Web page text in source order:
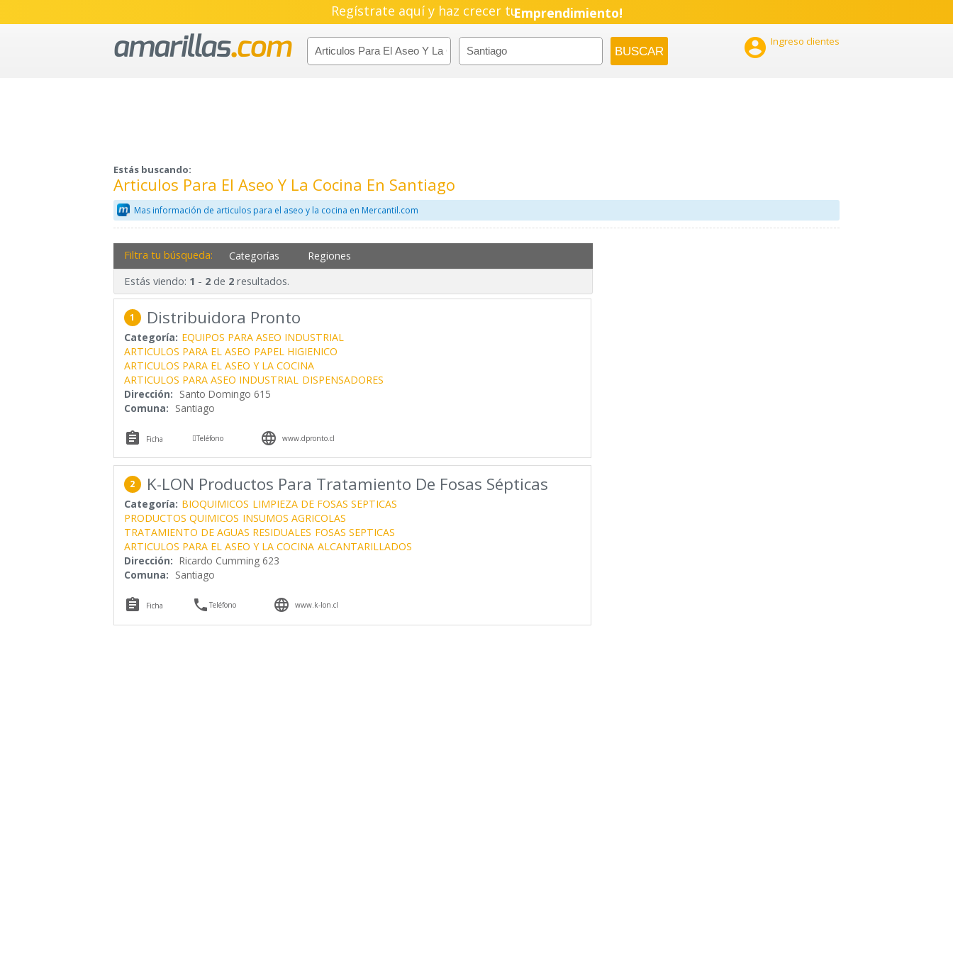
Regístrate aquí y haz crecer tuEmprendimiento!
 Ingreso clientes
Estás buscando:
Articulos Para El Aseo Y La Cocina En Santiago
Mas información de articulos para el aseo y la cocina en Mercantil.com
Filtra tu búsqueda: Categorías Regiones
Estás viendo: 1 - 2de 2resultados.
1 Distribuidora Pronto
Categoría: EQUIPOS PARA ASEO INDUSTRIAL
ARTICULOS PARA EL ASEO PAPEL HIGIENICO
ARTICULOS PARA EL ASEO Y LA COCINA
ARTICULOS PARA ASEO INDUSTRIAL DISPENSADORES
Dirección: Santo Domingo 615
Comuna: Santiago
 Ficha Teléfono  www.dpronto.cl
2 K-LON Productos Para Tratamiento De Fosas Sépticas
Categoría: BIOQUIMICOS LIMPIEZA DE FOSAS SEPTICAS
PRODUCTOS QUIMICOS INSUMOS AGRICOLAS
TRATAMIENTO DE AGUAS RESIDUALES FOSAS SEPTICAS
ARTICULOS PARA EL ASEO Y LA COCINA ALCANTARILLADOS
Dirección: Ricardo Cumming 623
Comuna: Santiago
 Ficha Teléfono  www.k-lon.cl